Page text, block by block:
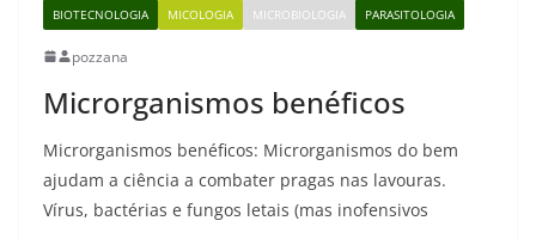
BIOTECNOLOGIA MICOLOGIA MICROBIOLOGIA PARASITOLOGIA
pozzana
Microrganismos benéficos
Microrganismos benéficos: Microrganismos do bem
ajudam a ciência a combater pragas nas lavouras.
Vírus, bactérias e fungos letais (mas inofensivos